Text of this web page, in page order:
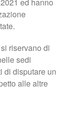
riservano di
sedi
di disputare un
alle altre